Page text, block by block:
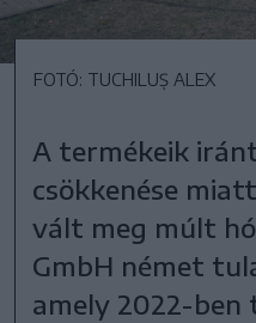
FOTÓ: TUCHILUȘ ALEX
A termékeik
csökkenése
vált meg múlt
GmbH német
amely 2022-ben